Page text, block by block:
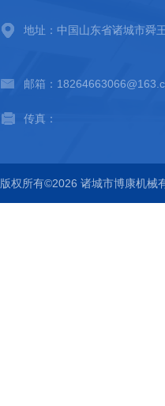
地址：中国山东省诸城市舜
邮箱：
传真：
版权所有©2026 诸城市博康机械